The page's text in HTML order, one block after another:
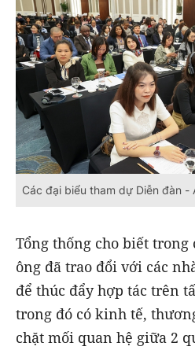
Các đại biểu tham dự Diễn đàn -
Tổng thống cho biết trong
ông đã trao đổi với các
để thúc đẩy hợp tác trên
trong đó có kinh tế,
chặt mối quan hệ giữa 2